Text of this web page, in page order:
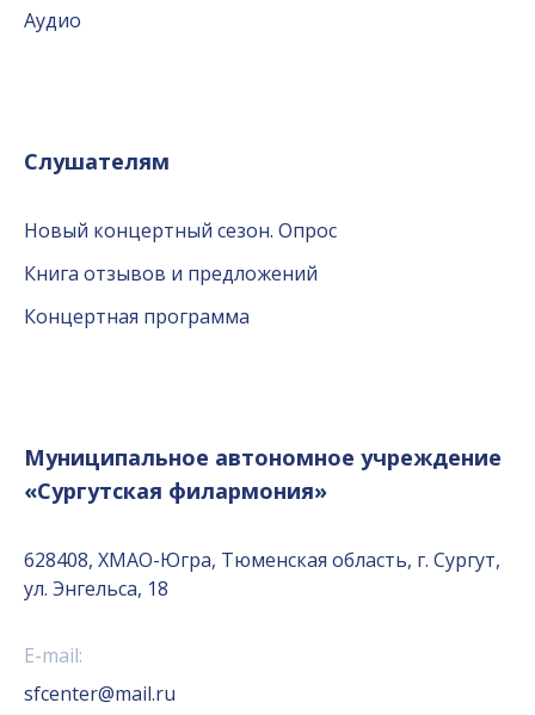
Аудио
Слушателям
Новый концертный сезон. Опрос
Книга отзывов и предложений
Концертная программа
Муниципальное автономное учреждение
«Сургутская филармония»
628408, ХМАО-Югра, Тюменская область, г. Сургут,
ул. Энгельса, 18
E-mail:
sfcenter@mail.ru